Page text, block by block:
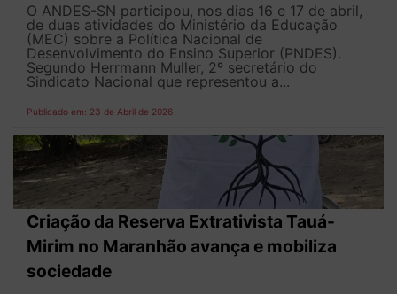
O ANDES-SN participou, nos dias 16 e 17 de abril,
de duas atividades do Ministério da Educação
(MEC) sobre a Política Nacional de
Desenvolvimento do Ensino Superior (PNDES).
Segundo Herrmann Muller, 2º secretário do
Sindicato Nacional que representou a...
Publicado em: 23 de Abril de 2026
Criação da Reserva Extrativista Tauá-
Mirim no Maranhão avança e mobiliza
sociedade